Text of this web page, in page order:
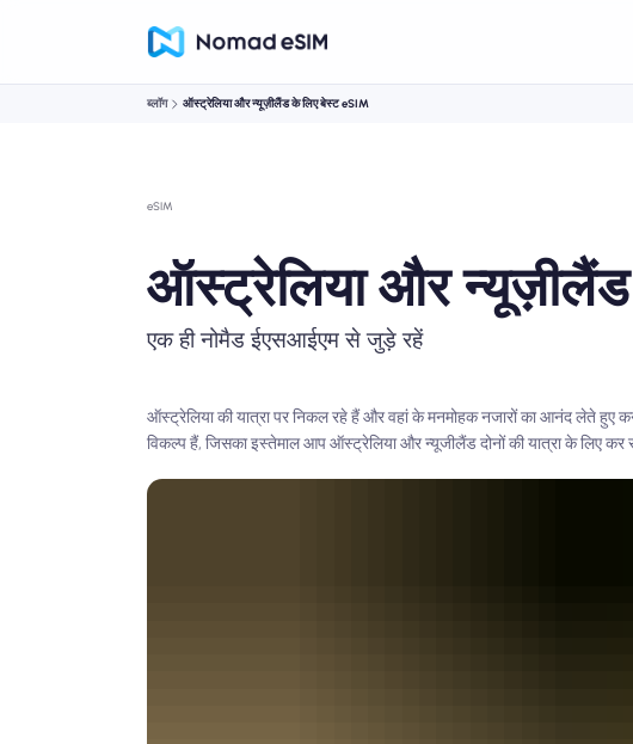
ब्लॉग ऑस्ट्रेलिया और न्यूज़ीलैंड के लिए बेस्ट eSIM
eSIM
ऑस्ट्रेलिया और
एक ही नोमैड ईएसआईएम से जुड़े रहें
ऑस्ट्रेलिया की यात्रा पर निकल रहे हैं और वहां के मनमोहक नजारों का आनंद लेते
विकल्प हैं, जिसका इस्तेमाल आप ऑस्ट्रेलिया और न्यूजीलैंड दोनों की यात्रा के लिए